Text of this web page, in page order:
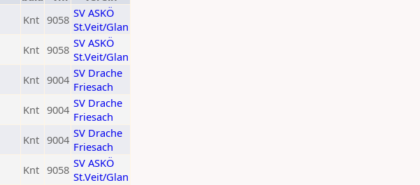
Knt 9058 SV ASKÖ
St.Veit/Glan
Knt 9058 SV ASKÖ
St.Veit/Glan
Knt 9004 SV Drache
Friesach
Knt 9004 SV Drache
Friesach
Knt 9004 SV Drache
Friesach
Knt 9058 SV ASKÖ
St.Veit/Glan